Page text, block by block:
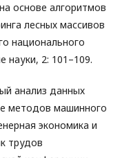
основе алгоритмов
лесных массивов
национального
науки, 2: 101–109.
анализ данных
методов машинного
экономика и
трудов